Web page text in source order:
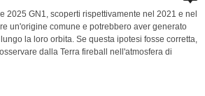
2025 GN1, scoperti rispettivamente nel 2021 e nel
un'origine comune e potrebbero aver generato
la loro orbita. Se questa ipotesi fosse corretta,
dalla Terra fireball nell'atmosfera di